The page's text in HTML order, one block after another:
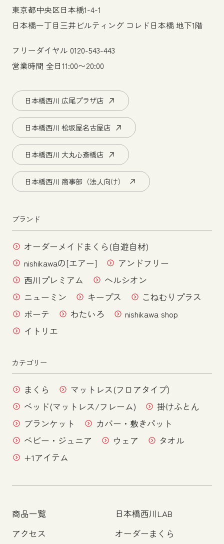
東京都中央区日本橋1-4-1
日本橋一丁目三井ビルティング コレド日本橋 地下1階
フリーダイヤル 0120-543-443
営業時間 全日11:00〜20:00
日本橋西川 広尾プラザ店
日本橋西川 松坂屋名古屋店
日本橋西川 大丸心斎橋店
日本橋西川 商事部（法人向け）
ブランド
オーダーメイドまくら(自遊自材)
nishikawaの[エアー]
アンドフリー
西川プレミアム
ヘルシオン
ニューミン
キープス
こねむりプラス
ボーテ
わたいろ
nishikawa shop
イトリエ
カテゴリー
まくら
マットレス(フロアタイプ)
ベッド(マットレス/フレーム)
掛けふとん
ブランケット
カバー・敷きパット
ベビー・ジュニア
ウェア
タオル
+1アイテム
商品一覧
アクセス
日本橋西川LAB
オーダーまくら